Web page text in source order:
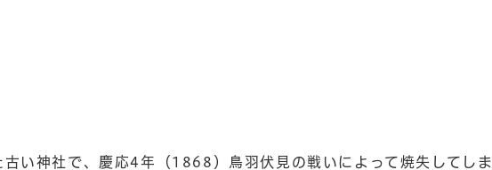
い神社で、慶応4年（1868）鳥羽伏見の戦いによって焼失してしま